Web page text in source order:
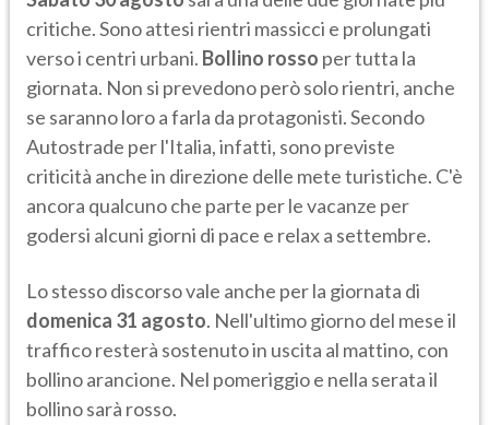
critiche. Sono attesi rientri massicci e prolungati
verso i centri urbani. Bollino rosso per tutta la
giornata. Non si prevedono però solo rientri, anche
se saranno loro a farla da protagonisti. Secondo
Autostrade per l'Italia, infatti, sono previste
criticità anche in direzione delle mete turistiche. C'è
ancora qualcuno che parte per le vacanze per
godersi alcuni giorni di pace e relax a settembre.
Lo stesso discorso vale anche per la giornata di
domenica 31 agosto. Nell'ultimo giorno del mese il
traffico resterà sostenuto in uscita al mattino, con
bollino arancione. Nel pomeriggio e nella serata il
bollino sarà rosso.